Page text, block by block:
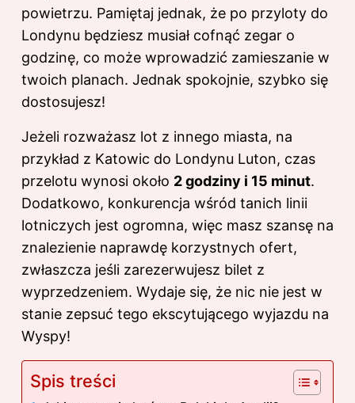
powietrzu. Pamiętaj jednak, że po przyloty do
Londynu będziesz musiał cofnąć zegar o
godzinę, co może wprowadzić zamieszanie w
twoich planach. Jednak spokojnie, szybko się
dostosujesz!
Jeżeli rozważasz lot z innego miasta, na
przykład z Katowic do Londynu Luton, czas
przelotu wynosi około 2 godziny i 15 minut.
Dodatkowo, konkurencja wśród tanich linii
lotniczych jest ogromna, więc masz szansę na
znalezienie naprawdę korzystnych ofert,
zwłaszcza jeśli zarezerwujesz bilet z
wyprzedzeniem. Wydaje się, że nic nie jest w
stanie zepsuć tego ekscytującego wyjazdu na
Wyspy!
Spis treści